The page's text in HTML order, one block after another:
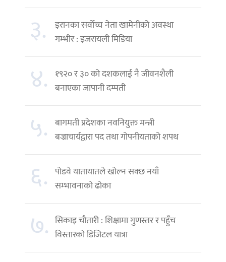
३.
इरानका सर्वोच्च नेता खामेनीको अवस्था
गम्भीर : इजरायली मिडिया
४. १९२० र ३० को दशकलाई नै जीवनशैली
बनाएका जापानी दम्पती
५. बागमती प्रदेशका नवनियुक्त मन्त्री
बज्राचार्यद्वारा पद तथा गोपनीयताको शपथ
६. पोडवे यातायातले खोल्न सक्छ नयाँ
सम्भावनाको ढोका
७. सिकाइ चौतारी : शिक्षामा गुणस्तर र पहुँच
विस्तारको डिजिटल यात्रा